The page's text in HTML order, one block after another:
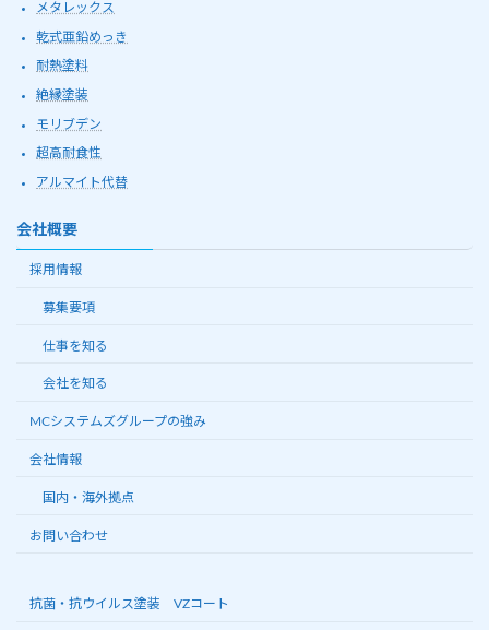
メタレックス
乾式亜鉛めっき
耐熱塗料
絶縁塗装
モリブデン
超高耐食性
アルマイト代替
会社概要
採用情報
募集要項
仕事を知る
会社を知る
MCシステムズグループの強み
会社情報
国内・海外拠点
お問い合わせ
抗菌・抗ウイルス塗装 VZコート